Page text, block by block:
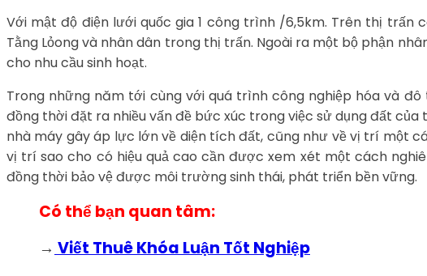
Với mật độ điện lưới quốc gia 1 công trình /6,5km. Trên thị trấn
Tằng Lỏong và nhân dân trong thị trấn. Ngoài ra một bộ phận
cho nhu cầu sinh hoạt.
Trong những năm tới cùng với quá trình công nghiệp hóa và
đồng thời đặt ra nhiều vấn đề bức xúc trong việc sử dụng đất
nhà máy gây áp lực lớn về diện tích đất, cũng như về vị trí một
vị trí sao cho có hiệu quả cao cần được xem xét một cách
đồng thời bảo vệ được môi trường sinh thái, phát triển bền vững.
Có thể bạn quan tâm:
→ Viết Thuê Khóa Luận Tốt Nghiệp